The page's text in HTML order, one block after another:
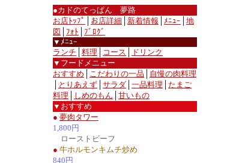
●カドのてっぱん 夢路
お店ﾄｯﾌﾟ
お店詳細 新着情報 ﾒﾆｭｰ
地
図
ﾌｫﾄ
ﾌﾞﾛｸﾞ
▼ﾒﾆｭｰ
ランチ
料理 コース
ドリンク
▼フードメニュー
おすすめ
こだわりの一品
自慢の肉料理
とりあえず サラダ 一品料理
たまご
料理
しめのもん
甘いもの
▼おすすめ
● 夢肉タワー
1,800円
ローストビーフ
● 牛ホルモンキムチ炒め
840円